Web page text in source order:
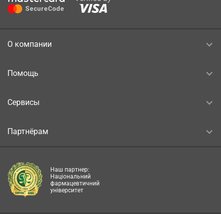
О компании
Помощь
Сервисы
Партнёрам
Наш партнер:
Національний
фармацевтичний
університет